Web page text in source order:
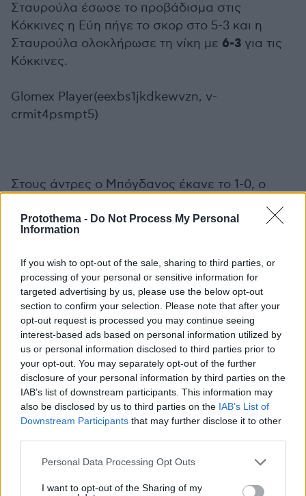
Protothema - Do Not Process My Personal
Information
If you wish to opt-out of the sale, sharing to third parties, or
processing of your personal or sensitive information for
targeted advertising by us, please use the below opt-out
section to confirm your selection. Please note that after your
opt-out request is processed you may continue seeing
interest-based ads based on personal information utilized by
us or personal information disclosed to third parties prior to
your opt-out. You may separately opt-out of the further
disclosure of your personal information by third parties on the
IAB’s list of downstream participants. This information may
also be disclosed by us to third parties on the IAB’s List of
Downstream Participants that may further disclose it to other
Please note that this website/app uses one or more Google
not limited to your visit or usage behaviour. You may click to
Personal Data Processing Opt Outs
I want to opt-out of the Sharing of my
Σταυρούλα έσωσε το προβάδισμα στις
Κόκκινες η Εύη πήγε το σκορ στο 5-3 και η
Σταυρούλα ολοκλήρωσε τη νίκη με 6-3 για τις
Κόκκινες.
Glomex Player(eexbs1jkdkewvzn, v-
crmit4psmpt5)
Στους άντρες ο Μπόγδανος έκανε το 1-0, ο
μπροστά τους Μπλε για το 2-1.
crmj0bc6y8sh)
Glomex Player(eexbs1jkdkewvzn, v-crmj7l9j8utd)
Ο Σάκης ισοφάρισε σε 2-2 και στη συνέχεια
έκανε και το 3-2. Το 4-2 για τους Κόκκινους
έκαναν το 4-4.